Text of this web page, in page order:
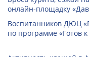
онлайн-­площадку
Воспитанников ДЮЦ
по программе «Готов